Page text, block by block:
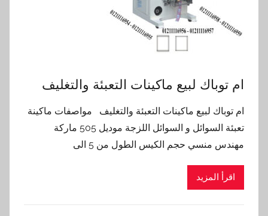
ام توباك لبيع ماكينات التعبئة والتغليف
ام توباك لبيع ماكينات التعبئة والتغليف مواصفات ماكينة
تعبئة السوائل و السوائل اللزجة موديل 505 ماركة
مهندس منسي حجم الكيس الطول من 5 الى
اقرأ المزيد